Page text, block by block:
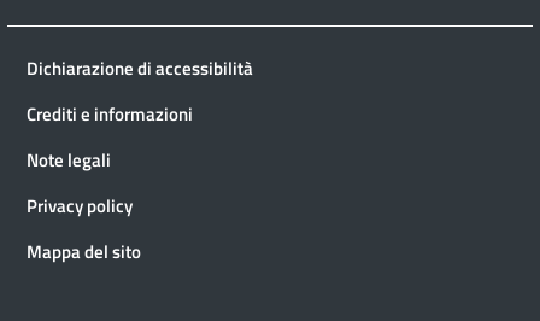
Dichiarazione di accessibilità
Crediti e informazioni
Note legali
Privacy policy
Mappa del sito